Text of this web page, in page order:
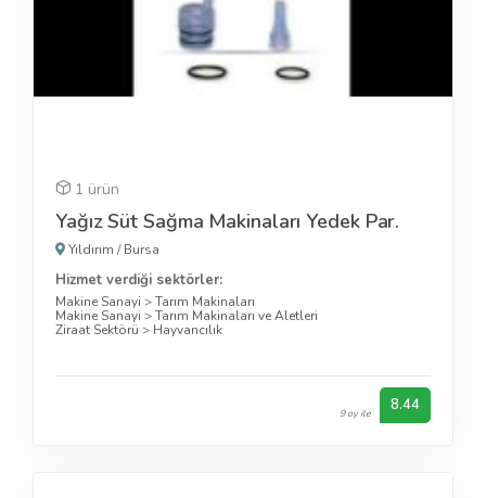
1 ürün
Yağız Süt Sağma Makinaları Yedek Par.
Yıldırım /Bursa
Hizmet verdiği sektörler:
Makine Sanayi >Tarım Makinaları
Makine Sanayi >Tarım Makinaları ve Aletleri
Ziraat Sektörü > Hayvancılık
9 oy ile 8.44